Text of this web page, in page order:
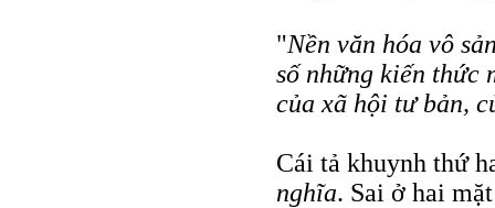
"Nền văn hóa vô
số những kiến thức
của xã hội tư bản,
Cái tả khuynh thứ
nghĩa. Sai ở hai